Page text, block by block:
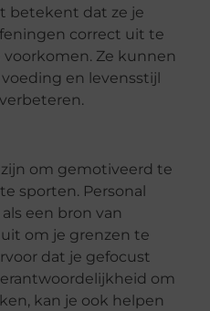
betekent dat ze je
correct uit te
Ze kunnen
en levensstijl
om gemotiveerd te
sporten. Personal
een bron van
om je grenzen te
dat je gefocust
om
kan je ook helpen